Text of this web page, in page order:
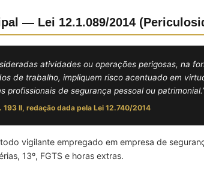
— Lei 12.1.089/2014
atividades ou operações perigosas, na
de trabalho, impliquem risco acentuado em
profissionais de segurança pessoal ou
II, redação dada pela Lei 12.740/2014
vigilante empregado em empresa de
13º, FGTS e horas extras.